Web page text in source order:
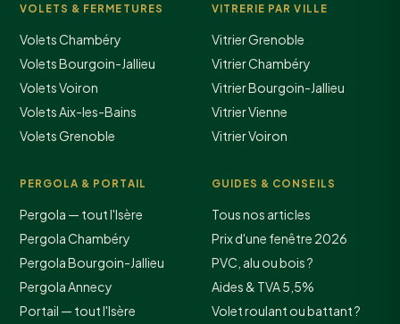
VOLETS & FERMETURES
Volets Chambéry
Volets Bourgoin-Jallieu
Volets Voiron
Volets Aix-les-Bains
Volets Grenoble
VITRERIE PAR VILLE
Vitrier Grenoble
Vitrier Chambéry
Vitrier Bourgoin-Jallieu
Vitrier Vienne
Vitrier Voiron
PERGOLA & PORTAIL
Pergola — tout l'Isère
Pergola Chambéry
Pergola Bourgoin-Jallieu
Pergola Annecy
Portail — tout l'Isère
GUIDES & CONSEILS
Tous nos articles
Prix d'une fenêtre 2026
PVC, alu ou bois ?
Aides & TVA 5,5%
Volet roulant ou battant ?